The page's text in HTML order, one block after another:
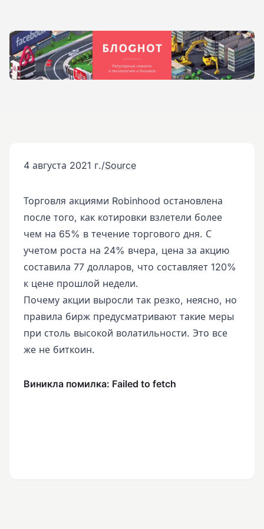
4 августа 2021 г./Source
Торговля акциями Robinhood остановлена
после того, как котировки взлетели более
чем на 65% в течение торгового дня. С
учетом роста на 24% вчера, цена за акцию
составила 77 долларов, что составляет 120%
к цене прошлой недели.
Почему акции выросли так резко, неясно, но
правила бирж предусматривают такие меры
при столь высокой волатильности. Это все
же не биткоин.